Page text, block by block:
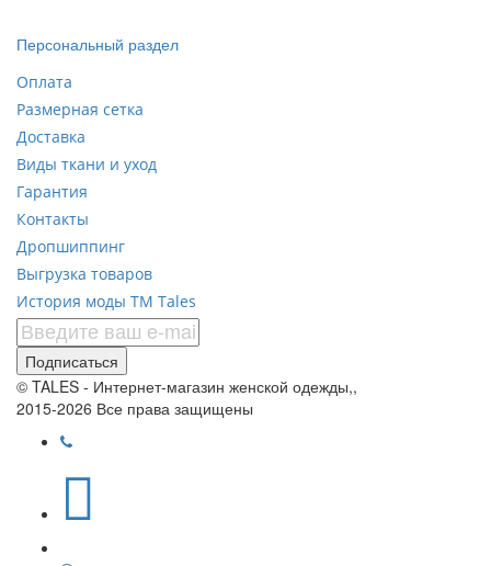
Персональный раздел
Оплата
Размерная сетка
Доставка
Виды ткани и уход
Гарантия
Контакты
Дропшиппинг
Выгрузка товаров
История моды ТМ Tales
Подписаться
© TALES - Интернет-магазин женской одежды,,
2015-2026 Все права защищены